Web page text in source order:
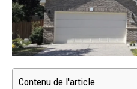
Contenu de l'article